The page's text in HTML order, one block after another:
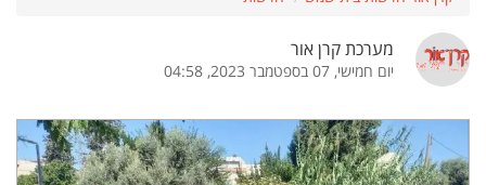
מערכת קרן אור
יום חמישי, 07 בספטמבר 2023, 04:58